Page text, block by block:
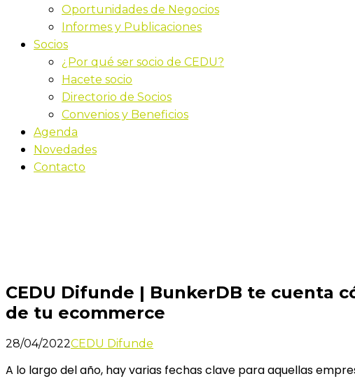
Oportunidades de Negocios
Informes y Publicaciones
Socios
¿Por qué ser socio de CEDU?
Hacete socio
Directorio de Socios
Convenios y Beneficios
Agenda
Novedades
Contacto
CEDU Difunde | BunkerDB te cuenta
de tu ecommerce
28/04/2022CEDU Difunde
A lo largo del año, hay varias fechas clave para aquellas